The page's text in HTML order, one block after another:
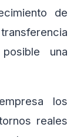
de
una
los
reales